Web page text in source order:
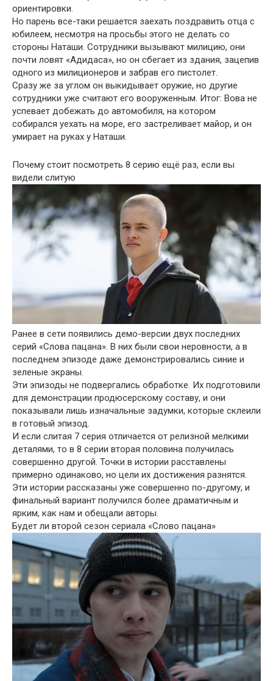
ориентировки.
Но парень все-таки решается заехать поздравить отца с
юбилеем, несмотря на просьбы этого не делать со
стороны Наташи. Сотрудники вызывают милицию, они
почти ловят «Адидаса», но он сбегает из здания, зацепив
одного из милиционеров и забрав его пистолет.
Сразу же за углом он выкидывает оружие, но другие
сотрудники уже считают его вооруженным. Итог: Вова не
успевает добежать до автомобиля, на котором
собирался уехать на море, его застреливает майор, и он
умирает на руках у Наташи.
Почему стоит посмотреть 8 серию ещё раз, если вы
видели слитую
Ранее в сети появились демо-версии двух последних
серий «Слова пацана». В них были свои неровности, а в
последнем эпизоде даже демонстрировались синие и
зеленые экраны.
Эти эпизоды не подвергались обработке. Их подготовили
для демонстрации продюсерскому составу, и они
показывали лишь изначальные задумки, которые склеили
в готовый эпизод.
И если слитая 7 серия отличается от релизной мелкими
деталями, то в 8 серии вторая половина получилась
совершенно другой. Точки в истории расставлены
примерно одинаково, но цели их достижения разнятся.
Эти истории рассказаны уже совершенно по-другому, и
финальный вариант получился более драматичным и
ярким, как нам и обещали авторы.
Будет ли второй сезон сериала «Слово пацана»